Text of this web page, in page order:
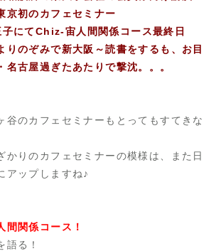
京初のカフェセミナー
てChiz-宙人間関係コース最終日
りのぞみで新大阪～読書をするも、お目
名古屋過ぎたあたりで撃沈。。。
谷のカフェセミナーもとってもすてきな
かりのカフェセミナーの模様は、また日
アップしますね♪
間関係コース！
語る！